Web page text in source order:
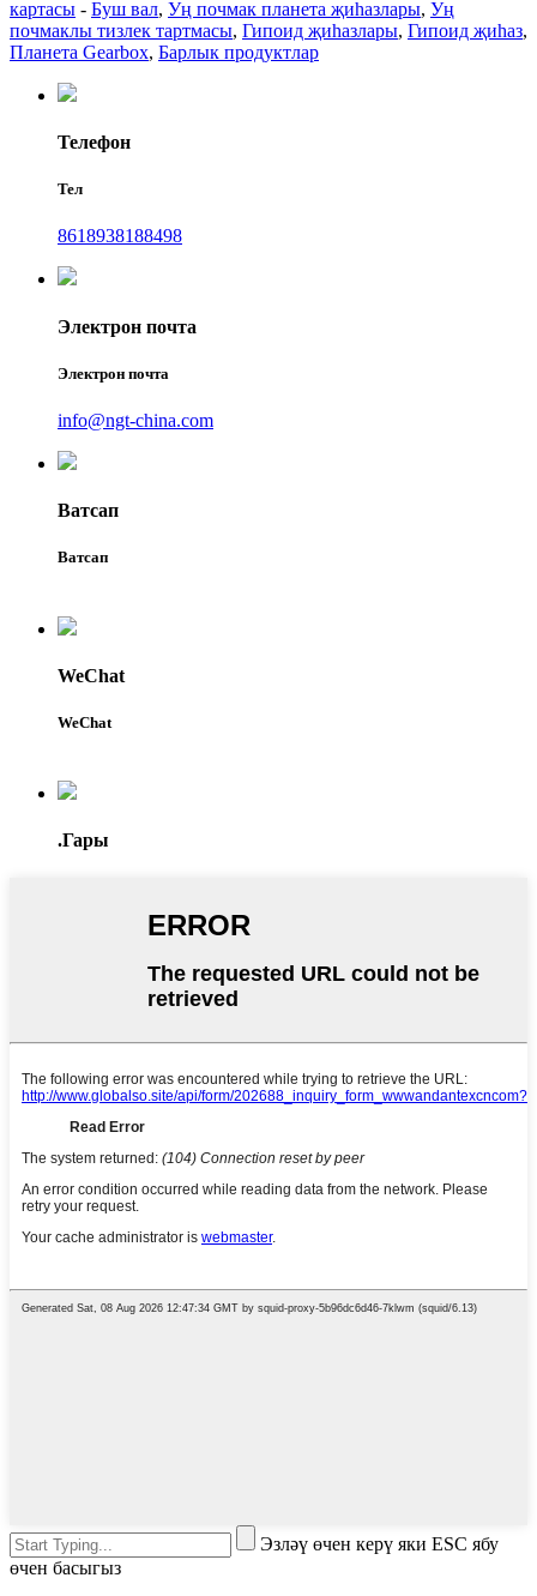
картасы - Буш вал, Уң почмак планета җиһазлары, Уң
почмаклы тизлек тартмасы, Гипоид җиһазлары, Гипоид җиһаз,
Планета Gearbox, Барлык продуктлар
Телефон
Тел
8618938188498
Электрон почта
Электрон почта
info@ngt-china.com
Ватсап
Ватсап
WeChat
WeChat
.Гары
Эзләү өчен керү яки ESC ябу
өчен басыгыз